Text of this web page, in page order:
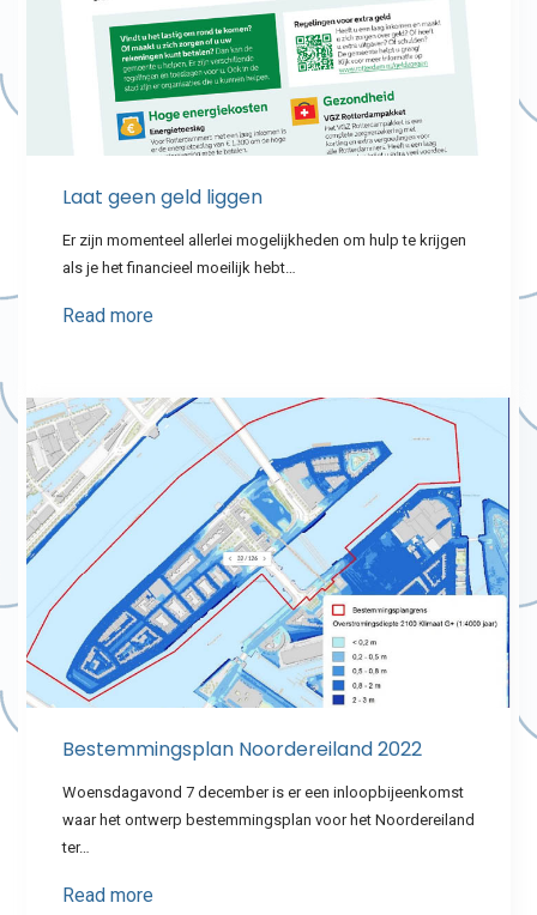
Laat geen geld liggen
Er zijn momenteel allerlei mogelijkheden om hulp te krijgen
als je het financieel moeilijk hebt…
Read more
Bestemmingsplan Noordereiland 2022
Woensdagavond 7 december is er een inloopbijeenkomst
waar het ontwerp bestemmingsplan voor het Noordereiland
ter…
Read more